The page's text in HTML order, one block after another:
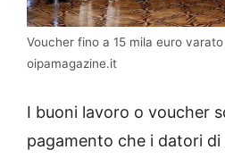
Voucher fino a 15 mila euro
oipamagazine.it
I buoni lavoro o voucher
pagamento che i datori